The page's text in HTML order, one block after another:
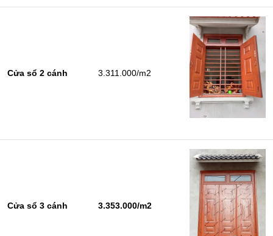
Cửa sổ 2 cánh 3.311.000/m2
Cửa sổ 3 cánh 3.353.000/m2